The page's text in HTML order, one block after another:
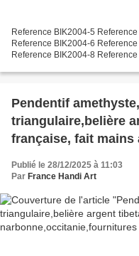
Reference BIK2004-5
Reference BIK2004-6
Reference BIK2004-8
Pendentif
triangulaire,belière
française, fait mains
Publié le 28/12/2025 à 11:03
Par France Handi Art